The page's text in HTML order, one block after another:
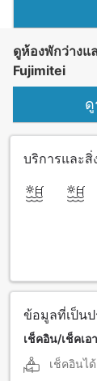
ดูห้องพักว่างแ
Fujimitei
บริการและ
ข้อมูลที่เป็น
เช็คอิน/เช็คเอ
เช็คอินไ